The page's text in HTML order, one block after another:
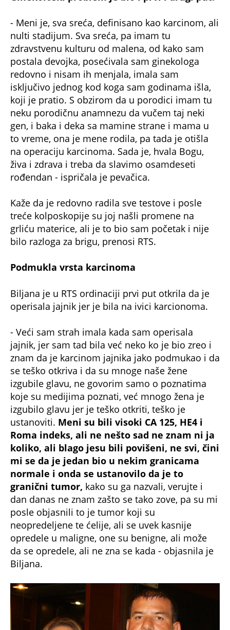
- Meni je, sva sreća, definisano kao karcinom, ali
nulti stadijum. Sva sreća, pa imam tu
zdravstvenu kulturu od malena, od kako sam
postala devojka, posećivala sam ginekologa
redovno i nisam ih menjala, imala sam
isključivo jednog kod koga sam godinama išla,
koji je pratio. S obzirom da u porodici imam tu
neku porodičnu anamnezu da vučem taj neki
gen, i baka i deka sa mamine strane i mama u
to vreme, ona je mene rodila, pa tada je otišla
na operaciju karcinoma. Sada je, hvala Bogu,
živa i zdrava i treba da slavimo osamdeseti
rođendan - ispričala je pevačica.
Kaže da je redovno radila sve testove i posle
treće kolposkopije su joj našli promene na
grliću materice, ali je to bio sam početak i nije
bilo razloga za brigu, prenosi RTS.
Podmukla vrsta karcinoma
Biljana je u RTS ordinaciji prvi put otkrila da je
operisala jajnik jer je bila na ivici karcionoma.
- Veći sam strah imala kada sam operisala
jajnik, jer sam tad bila već neko ko je bio zreo i
znam da je karcinom jajnika jako podmukao i da
se teško otkriva i da su mnoge naše žene
izgubile glavu, ne govorim samo o poznatima
koje su medijima poznati, već mnogo žena je
izgubilo glavu jer je teško otkriti, teško je
ustanoviti. Meni su bili visoki CA 125, HE4 i
Roma indeks, ali ne nešto sad ne znam ni ja
koliko, ali blago jesu bili povišeni, ne svi, čini
mi se da je jedan bio u nekim granicama
normale i onda se ustanovilo da je to
granični tumor, kako su ga nazvali, verujte i
dan danas ne znam zašto se tako zove, pa su mi
posle objasnili to je tumor koji su
neopredeljene te ćelije, ali se uvek kasnije
opredele u maligne, one su benigne, ali može
da se opredele, ali ne zna se kada - objasnila je
Biljana.